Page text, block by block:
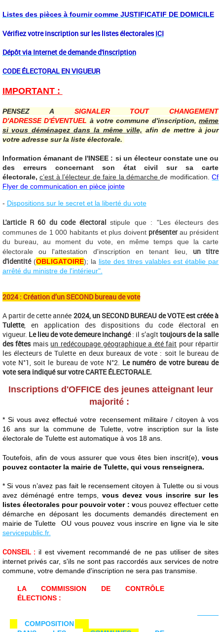
Listes des pièces à fournir comme JUSTIFICATIF DE DOMICILE
Vérifiez votre inscription sur les listes électoralesICI
Dépôt via Internet de demande d'inscription
CODE ÉLECTORAL EN VIGUEUR
IMPORTANT :
PENSEZ A SIGNALER TOUT CHANGEMENT
D'ADRESSE D'ÉVENTUEL à votre commune d'inscription,même
si vous déménagez dans la même ville, afin de mettre à jour
votre adresse sur la liste électorale.
Information émanant de l'INSEE : si un électeur constate une ou
des erreurs concernant son état civil sur sa carte
électorale,c’est à l’électeur de faire la démarchede modification.Cf
Flyer de communication en pièce jointe
- Dispositions sur le secret et la liberté du vote
L'article R 60 du code électoralstipule que : "Les électeurs des
communes de 1 000 habitants et plus doivent présenter au président
du bureau, au moment du vote, en même temps que la carte
électorale ou l'attestation d'inscription en tenant lieu, un titre
d'identité(OBLIGATOIRE); la liste des titres valables est établie par
arrêté du ministre de l'intérieur".
2024 : Création d’un SECOND bureau de vote
A partir de cette année 2024, un SECOND BUREAU de VOTE est créée à
Tulette, en application des dispositions du code électoral en
vigueur. Le lieu de vote demeure inchangé: il s’agîttoujours de la salle
des fêtesmais un redécoupage géographique a été fait pour répartir
les électeurs de Tulette en deux bureaux de vote : soit le bureau de
vote N°1, soit le bureau de vote N°2. Le numéro de votre bureau de
vote sera indiqué sur votre CARTE ÉLECTORALE.
Inscriptions d'OFFICE des jeunes atteignant leur
majorité :
* Si vous avez effectué votre recensement militaire / citoyen à vos
16 ans sur la commune de Tulette, votre inscription sur la liste
électorale de Tulette est automatique à vos 18 ans.
Toutefois, afin de vous assurer que vous êtes bien inscrit(e),
vous
pouvez contacter la mairie de Tulette, qui vous renseignera.
* Si vous n’avez pas fait le recensement citoyen à Tulette ou si vous
avez déménagé entre temps, vous devez vous inscrire sur les
listes électorales pour pouvoir voter : vous pouvez effectuer cette
démarche en déposant les documents demandés directement en
mairie de Tulette OU vous pouvez vous inscrire en ligne via le site
servicepublic.fr.
CONSEIL : il est vivement recommandé de ne pas utiliser de sites
internet privés car, s'ils ne sont pas raccordés aux services de notre
commune, votre demande d'inscription ne sera pas transmise.
LA COMMISSION DE CONTRÔLE
ÉLECTIONS :
COMPOSITION